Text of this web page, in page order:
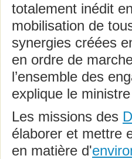
totalement inédit
mobilisation de
synergies créées
en ordre de
l’ensemble des
explique le
Les missions des
élaborer et mettre
en matière d'